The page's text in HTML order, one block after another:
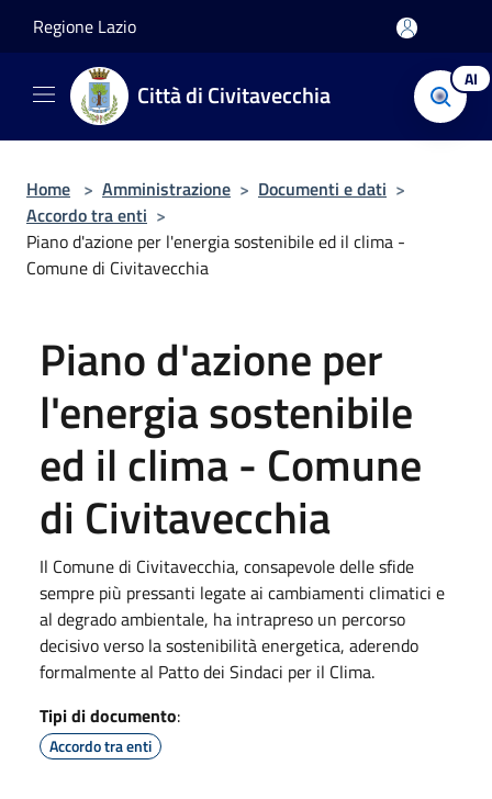
Regione Lazio
Città di Civitavecchia AI
Home > Amministrazione > Documenti e dati >
Accordo tra enti >
Piano d'azione per l'energia sostenibile ed il clima -
Comune di Civitavecchia
Piano d'azione per
l'energia sostenibile
ed il clima - Comune
di Civitavecchia
Il Comune di Civitavecchia, consapevole delle sfide
sempre più pressanti legate ai cambiamenti climatici e
al degrado ambientale, ha intrapreso un percorso
decisivo verso la sostenibilità energetica, aderendo
formalmente al Patto dei Sindaci per il Clima.
Tipi di documento:
Accordo tra enti